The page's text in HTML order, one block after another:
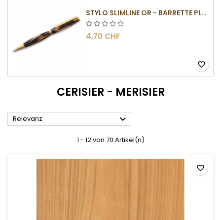
STYLO SLIMLINE OR - BARRETTE PLATE
4,70 CHF
favorite_border
CERISIER - MERISIER
Relevanz 
1 - 12 von 70 Artikel(n)
favorite_border